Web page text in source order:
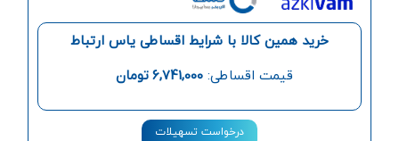
خرید همین کالا با شرایط اقساطی یاس ارتباط
قیمت اقساطی:6,741,000 تومان
درخواست تسهیلات